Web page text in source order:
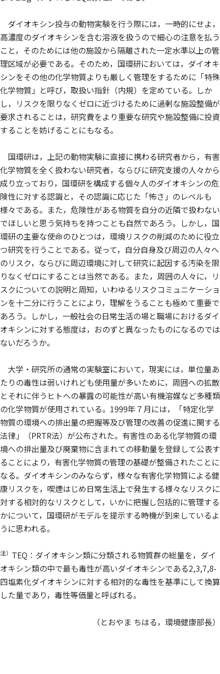
ダイオキシン投与の動物実験を行う際には，一時的にせよ，
高濃度のダイオキシンを含む溶液を扱うので細心の注意を払う
こと，そのためには他の施設から隔離された一定水準以上の管
理区域が必要である。そのため，国環研においては，ダイオキ
シンをその他の化学物質よりも厳しく管理をするために「特殊
化学物質」と呼び，取扱い指針（内規）を定めている。しか
し，リスクを限りなくゼロに近づけるために過剰な施設整備が
要求されることは，研究費をより重要な研究や施設整備に投資
することを妨げることにもなる。
国環研は，上記の動物実験に直接に携わる研究者から，有害
化学物質を全く扱わない研究者，ならびに研究支援の人々から
成り立っており，国環研を構成する個々人のダイオキシンの危
険性に対する認識と，その認識に応じた「怖さ」のレベルも
様々である。また，危険性がある物質を自分の近隣で扱わない
でほしいと思う気持ちを持つことも自然であろう。しかし，国
環研の主要な使命のひとつは，環境リスクの削減のために役立
つ研究を行うことである。従って，自分自身及び周辺の人々へ
のリスク，ならびに周辺環境に対して研究に起因する汚染を限
りなくゼロにすることは当然である。また，周囲の人々に，リ
スクについての説明と周知，いわゆるリスクコミュニケーショ
ンを十二分に行うことにより，理解をうることも極めて重要で
あろう。しかし，一般社会の日常生活の場と職場におけるダイ
オキシンに対する態度は，おのずと異なったものになるのでは
ないだろうか。
大学・研究所の通常の実験室において，現実には，単位量あ
たりの毒性は弱いけれども使用量が多いために，周囲への拡散
とそれに伴うヒトへの暴露の可能性が高い有機溶媒など多種類
の化学物質が使用されている。1999年７月には，「特定化学
物質の環境への排出量の把握等及び管理の改善の促進に関する
法律」（PRTR法）が公布された。有害性のある化学物質の環
境への排出量及び廃棄物に含まれての移動量を登録して公表す
ることにより，有害化学物質の管理の基礎が整備されたことに
なる。ダイオキシンのみならず，様々な有害化学物質による健
康リスクを，喫煙はじめ日常生活上で発生する様々なリスクに
対する相対的なリスクとして，いかに把握し包括的に管理する
かについて，国環研がモデルを提示する時機が到来しているよ
うに思われる。
注） TEQ：ダイオキシン類に分類される物質群の総量を，ダイ
オキシン類の中で最も毒性が高いダイオキシンである2,3,7,8-
四塩素化ダイオキシンに対する相対的な毒性を基準にして換算
した量であり，毒性等価量と呼ばれる。
（とおやま ちはる，環境健康部長）